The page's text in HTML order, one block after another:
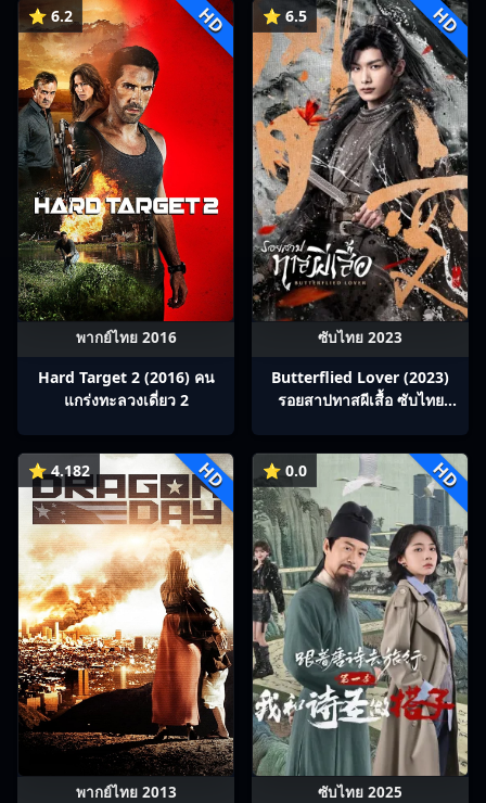
⭐ 6.2 HD
พากย์ไทย 2016
Hard Target 2 (2016) คน
แกร่งทะลวงเดี่ยว 2
⭐ 6.5 HD
ซับไทย 2023
Butterflied Lover (2023)
รอยสาปทาสผีเสื้อ ซับไทย
⭐ 4.182 HD
พากย์ไทย 2013
⭐ 0.0 HD
ซับไทย 2025